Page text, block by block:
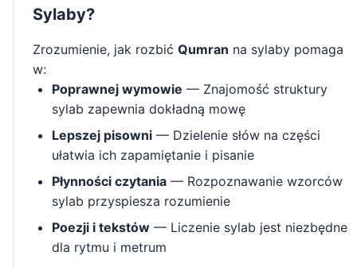
Sylaby?
Zrozumienie, jak rozbić Qumran na sylaby pomaga
w:
Poprawnej wymowie — Znajomość struktury
sylab zapewnia dokładną mowę
Lepszej pisowni — Dzielenie słów na części
ułatwia ich zapamiętanie i pisanie
Płynności czytania — Rozpoznawanie wzorców
sylab przyspiesza rozumienie
Poezji i tekstów — Liczenie sylab jest niezbędne
dla rytmu i metrum